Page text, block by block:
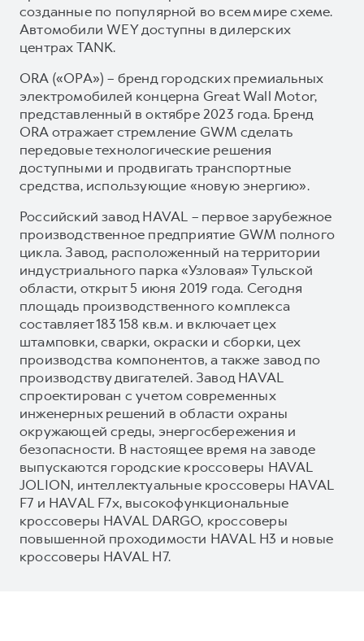
созданные по популярной во всем мире схеме.
Автомобили WEY доступны в дилерских
центрах TANK.
ORA («ОРА») – бренд городских премиальных
электромобилей концерна Great Wall Motor,
представленный в октябре 2023 года. Бренд
ORA отражает стремление GWM сделать
передовые технологические решения
доступными и продвигать транспортные
средства, использующие «новую энергию».
Российский завод HAVAL – первое зарубежное
производственное предприятие GWM полного
цикла. Завод, расположенный на территории
индустриального парка «Узловая» Тульской
области, открыт 5 июня 2019 года. Сегодня
площадь производственного комплекса
составляет 183 158 кв.м. и включает цех
штамповки, сварки, окраски и сборки, цех
производства компонентов, а также завод по
производству двигателей. Завод HAVAL
спроектирован с учетом современных
инженерных решений в области охраны
окружающей среды, энергосбережения и
безопасности. В настоящее время на заводе
выпускаются городские кроссоверы HAVAL
JOLION, интеллектуальные кроссоверы HAVAL
F7 и HAVAL F7x, высокофункциональные
кроссоверы HAVAL DARGO, кроссоверы
повышенной проходимости HAVAL H3 и новые
кроссоверы HAVAL H7.